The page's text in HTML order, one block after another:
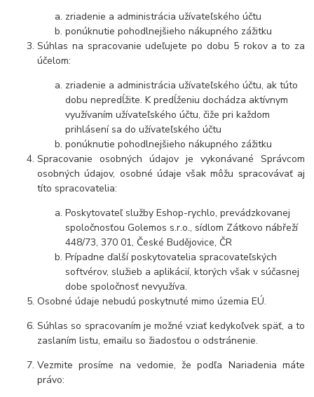
zriadenie a administrácia užívateľského účtu
ponúknutie pohodlnejšieho nákupného zážitku
Súhlas na spracovanie udeľujete po dobu 5 rokova to za
účelom:
zriadenie a administrácia užívateľského účtu, ak túto
dobu nepredĺžite. K predĺženiu dochádza aktívnym
využívaním užívateľského účtu, čiže pri každom
prihlásení sa do užívateľského účtu
ponúknutie pohodlnejšieho nákupného zážitku
Spracovanie osobných údajov je vykonávané Správcom
osobných údajov, osobné údaje však môžu spracovávať aj
títo spracovatelia:
Poskytovateľ služby Eshop-rychlo, prevádzkovanej
spoločnosťou Golemos s.r.o., sídlom Zátkovo nábřeží
448/73, 370 01, České Budějovice, ČR
Prípadne ďalší poskytovatelia spracovateľských
softvérov, služieb a aplikácií, ktorých však v súčasnej
dobe spoločnosť nevyužíva.
Osobné údajenebudú poskytnuté mimo územia EÚ.
Súhlas so spracovaním je možné vziať kedykoľvek späť, a to
zaslaním listu, emailu so žiadosťou o odstránenie.
Vezmite prosíme na vedomie, že podľa Nariadenia máte
právo: